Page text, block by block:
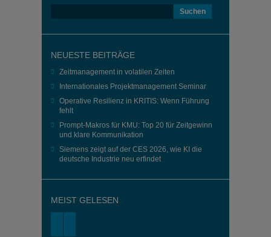
NEUESTE BEITRÄGE
Zeitmanagement in volatilen Zeiten
Internationales Projektmanagement Seminar
Operative Resilienz in KRITIS: Wenn Führung
fehlt
Prompt-Makros für KMU: Top 20 für Zeitgewinn
und klare Kommunikation
Siemens zeigt auf der CES 2026, wie KI die
deutsche Industrie neu erfindet
MEIST GELESEN